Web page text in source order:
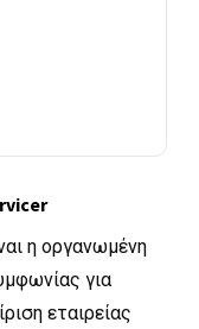
η οργανωμένη
για
εταιρείας